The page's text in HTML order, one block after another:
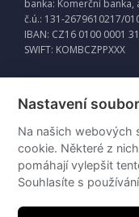
banka: Komerční banka,
č.ú.: 131-2679610217/
IBAN: CZ16 0100 0001
SWIFT: KOMBCZPPXXX
Externí odkazy
Intraweb
Nastavení
Na našich webových
cookie. Některé z
pomáhají vylepšit
Souhlasíte s